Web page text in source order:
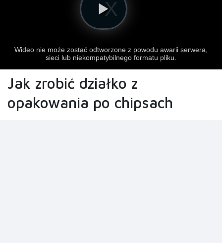
Jak zrobić działko z
opakowania po chipsach